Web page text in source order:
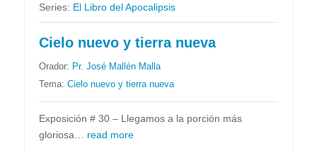
Series: El Libro del Apocalipsis
Cielo nuevo y tierra nueva
Orador: Pr. José Mallén Malla
Tema:Cielo nuevo y tierra nueva
Exposición # 30 – Llegamos a la porción más
gloriosa… read more